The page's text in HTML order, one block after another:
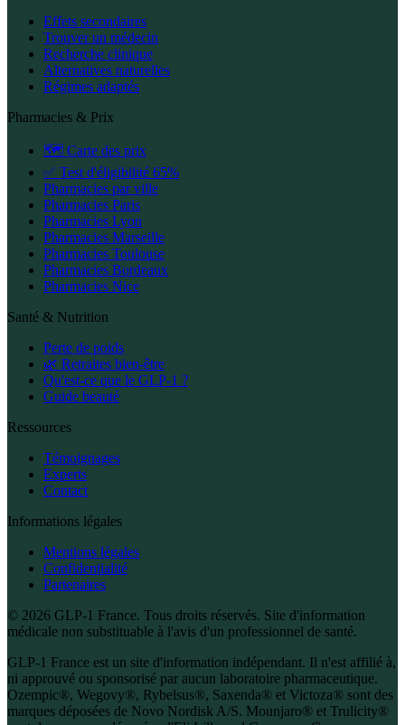
Effets secondaires
Trouver un médecin
Recherche clinique
Alternatives naturelles
Régimes adaptés
Pharmacies & Prix
🗺️ Carte des prix
✅ Test d'éligibilité 65%
Pharmacies par ville
Pharmacies Paris
Pharmacies Lyon
Pharmacies Marseille
Pharmacies Toulouse
Pharmacies Bordeaux
Pharmacies Nice
Santé & Nutrition
Perte de poids
🌿 Retraites bien-être
Qu'est-ce que le GLP-1 ?
Guide beauté
Ressources
Témoignages
Experts
Contact
Informations légales
Mentions légales
Confidentialité
Partenaires
© 2026 GLP-1 France. Tous droits réservés. Site d'information
médicale non substituable à l'avis d'un professionnel de santé.
GLP-1 France est un site d'information indépendant. Il n'est affilié à,
ni approuvé ou sponsorisé par aucun laboratoire pharmaceutique.
Ozempic®, Wegovy®, Rybelsus®, Saxenda® et Victoza® sont des
marques déposées de Novo Nordisk A/S. Mounjaro® et Trulicity®